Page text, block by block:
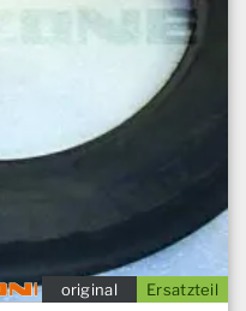
Ersatzteil
original